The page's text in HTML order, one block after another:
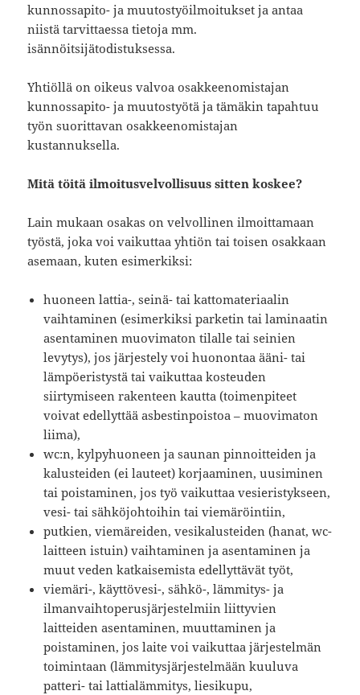
kunnossapito- ja muutostyöilmoitukset ja antaa
niistä tarvittaessa tietoja mm.
isännöitsijätodistuksessa.
Yhtiöllä on oikeus valvoa osakkeenomistajan
kunnossapito- ja muutostyötä ja tämäkin tapahtuu
työn suorittavan osakkeenomistajan
kustannuksella.
Mitä töitä ilmoitusvelvollisuus sitten koskee?
Lain mukaan osakas on velvollinen ilmoittamaan
työstä, joka voi vaikuttaa yhtiön tai toisen osakkaan
asemaan, kuten esimerkiksi:
huoneen lattia-, seinä- tai kattomateriaalin
vaihtaminen (esimerkiksi parketin tai laminaatin
asentaminen muovimaton tilalle tai seinien
levytys), jos järjestely voi huonontaa ääni- tai
lämpöeristystä tai vaikuttaa kosteuden
siirtymiseen rakenteen kautta (toimenpiteet
voivat edellyttää asbestinpoistoa – muovimaton
liima),
wc:n, kylpyhuoneen ja saunan pinnoitteiden ja
kalusteiden (ei lauteet) korjaaminen, uusiminen
tai poistaminen, jos työ vaikuttaa vesieristykseen,
vesi- tai sähköjohtoihin tai viemäröintiin,
putkien, viemäreiden, vesikalusteiden (hanat, wc-
laitteen istuin) vaihtaminen ja asentaminen ja
muut veden katkaisemista edellyttävät työt,
viemäri-, käyttövesi-, sähkö-, lämmitys- ja
ilmanvaihtoperusjärjestelmiin liittyvien
laitteiden asentaminen, muuttaminen ja
poistaminen, jos laite voi vaikuttaa järjestelmän
toimintaan (lämmitysjärjestelmään kuuluva
patteri- tai lattialämmitys, liesikupu,